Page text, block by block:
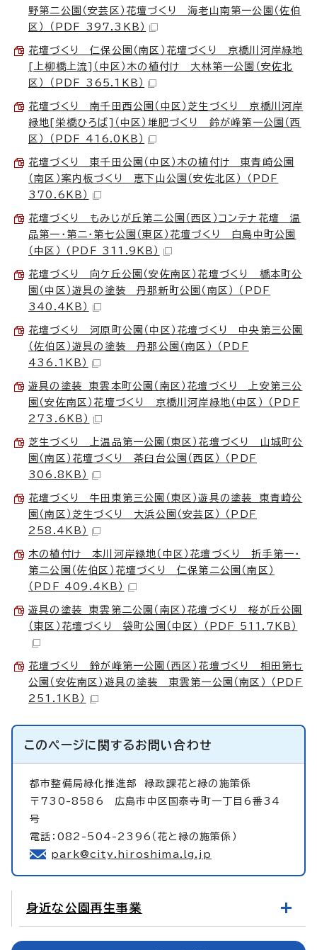
野第二公園（安芸区）花壇づくり 海老山南第一公園（佐伯
区） （PDF 397.3KB）
花壇づくり 仁保公園（南区）花壇づくり 京橋川河岸緑地
[上柳橋上流]（中区）木の植付け 大林第一公園（安佐北
区） （PDF 365.1KB）
花壇づくり 南千田西公園（中区）芝生づくり 京橋川河岸
緑地[栄橋ひろば]（中区）堆肥づくり 鈴が峰第一公園（西
区） （PDF 416.0KB）
花壇づくり 東千田公園（中区）木の植付け 東青崎公園
（南区）案内板づくり 恵下山公園（安佐北区） （PDF
370.6KB）
花壇づくり もみじが丘第二公園（西区）コンテナ花壇 温
品第一・第二・第七公園（東区）花壇づくり 白島中町公園
（中区） （PDF 311.9KB）
花壇づくり 向ケ丘公園（安佐南区）花壇づくり 橋本町公
園（中区）遊具の塗装 丹那新町公園（南区） （PDF
340.4KB）
花壇づくり 河原町公園（中区）花壇づくり 中央第三公園
（佐伯区）遊具の塗装 丹那公園（南区） （PDF
436.1KB）
遊具の塗装 東雲本町公園（南区）花壇づくり 上安第三公
園（安佐南区）花壇づくり 京橋川河岸緑地（中区） （PDF
273.6KB）
芝生づくり 上温品第一公園（東区）花壇づくり 山城町公
園（南区）花壇づくり 茶臼台公園（西区） （PDF
306.8KB）
花壇づくり 牛田東第三公園（東区）遊具の塗装 東青崎公
園（南区）芝生づくり 大浜公園（安芸区） （PDF
258.4KB）
木の植付け 本川河岸緑地（中区）花壇づくり 折手第一・
第二公園（佐伯区）花壇づくり 仁保第二公園（南区）
（PDF 409.4KB）
遊具の塗装 東雲第二公園（南区）花壇づくり 桜が丘公園
（東区）花壇づくり 袋町公園（中区） （PDF 511.7KB）
花壇づくり 鈴が峰第一公園（西区）花壇づくり 相田第七
公園（安佐南区）遊具の塗装 東雲第一公園（南区） （PDF
251.1KB）
このページに関するお問い合わせ
都市整備局緑化推進部緑政課花と緑の施策係
〒730-8586 広島市中区国泰寺町一丁目6番34
号
電話：082-504-2396（花と緑の施策係）
park@city.hiroshima.lg.jp
身近な公園再生事業